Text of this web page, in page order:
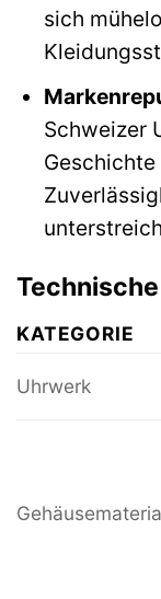
sich
Schweizer
KATEGORIE
Uhrwerk